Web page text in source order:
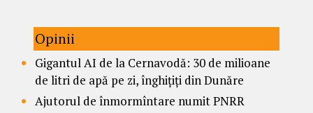
Opinii
Gigantul AI de la Cernavodă: 30 de milioane
de litri de apă pe zi, înghițiți din Dunăre
Ajutorul de înmormîntare numit PNRR